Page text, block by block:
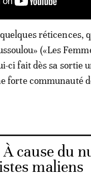
réticences,
(«Les
ci fait dès sa sortie
forte communauté
cause du
maliens